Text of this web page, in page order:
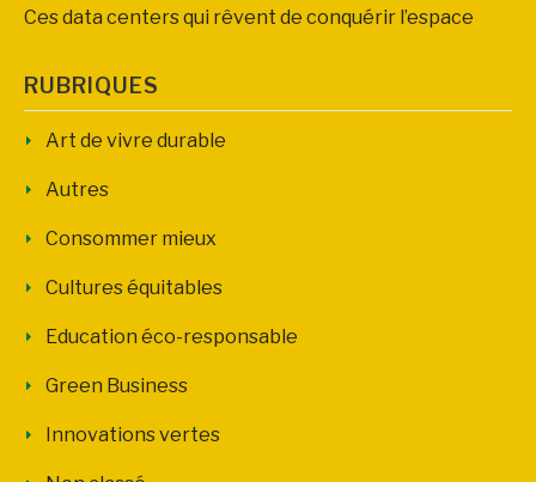
Ces data centers qui rêvent de conquérir l’espace
RUBRIQUES
Art de vivre durable
Autres
Consommer mieux
Cultures équitables
Education éco-responsable
Green Business
Innovations vertes